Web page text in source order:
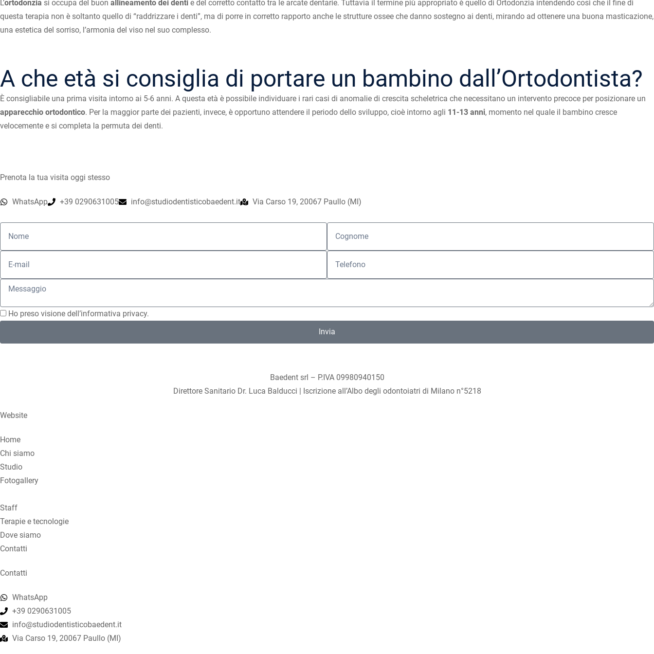
L’ortodonzia si occupa del buon allineamento dei denti e del corretto contatto tra le arcate dentarie. Tuttavia il termine più appropriato è quello di Ortodonzia intendendo così che il fine di
questa terapia non è soltanto quello di “raddrizzare i denti”, ma di porre in corretto rapporto anche le strutture ossee che danno sostegno ai denti, mirando ad ottenere una buona masticazione,
una estetica del sorriso, l’armonia del viso nel suo complesso.
A che età si consiglia di portare un bambino dall’Ortodontista?
È consigliabile una prima visita intorno ai 5-6 anni. A questa età è possibile individuare i rari casi di anomalie di crescita scheletrica che necessitano un intervento precoce per posizionare un
apparecchio ortodontico. Per la maggior parte dei pazienti, invece, è opportuno attendere il periodo dello sviluppo, cioè intorno agli 11-13 anni, momento nel quale il bambino cresce
velocemente e si completa la permuta dei denti.
Prenota la tua visita oggi stesso
WhatsApp +39 0290631005 info@studiodentisticobaedent.it Via Carso 19, 20067 Paullo (MI)
Ho preso visione dell’informativa privacy.
Invia
Baedent srl – P.IVA 09980940150
Direttore Sanitario Dr. Luca Balducci | Iscrizione all’Albo degli odontoiatri di Milano n°5218
Website
Home
Chi siamo
Studio
Fotogallery
Staff
Terapie e tecnologie
Dove siamo
Contatti
Contatti
WhatsApp
+39 0290631005
info@studiodentisticobaedent.it
Via Carso 19, 20067 Paullo (MI)